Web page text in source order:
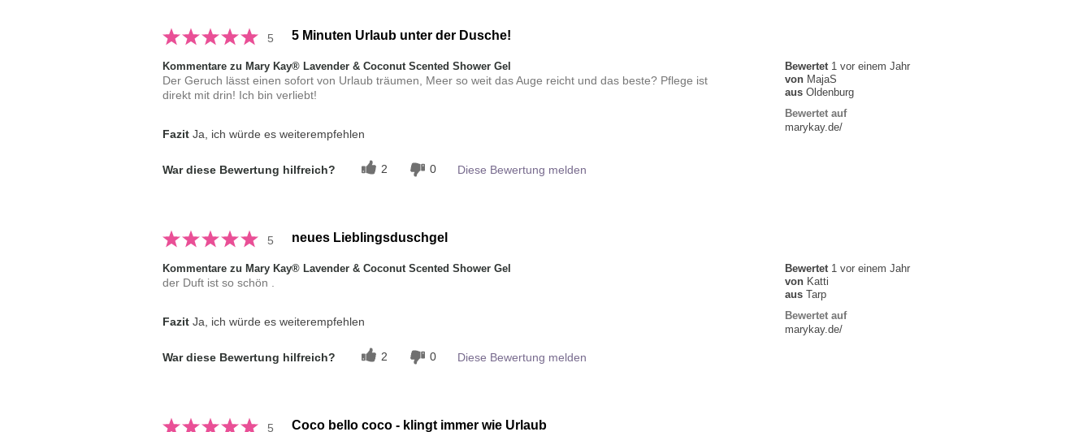
5 5 Minuten Urlaub unter der Dusche!
Bewertet 1 vor einem Jahr
von MajaS
aus Oldenburg
Bewertet auf
marykay.de/
Kommentare zu Mary Kay® Lavender & Coconut Scented Shower Gel
Der Geruch lässt einen sofort von Urlaub träumen, Meer so weit das Auge reicht und das beste? Pflege ist
direkt mit drin! Ich bin verliebt!
FazitJa, ich würde es weiterempfehlen
War diese Bewertung hilfreich? 2 0 Diese Bewertung melden
5 neues Lieblingsduschgel
Bewertet 1 vor einem Jahr
von Katti
aus Tarp
Bewertet auf
marykay.de/
Kommentare zu Mary Kay® Lavender & Coconut Scented Shower Gel
der Duft ist so schön .
FazitJa, ich würde es weiterempfehlen
War diese Bewertung hilfreich? 2 0 Diese Bewertung melden
5 Coco bello coco - klingt immer wie Urlaub